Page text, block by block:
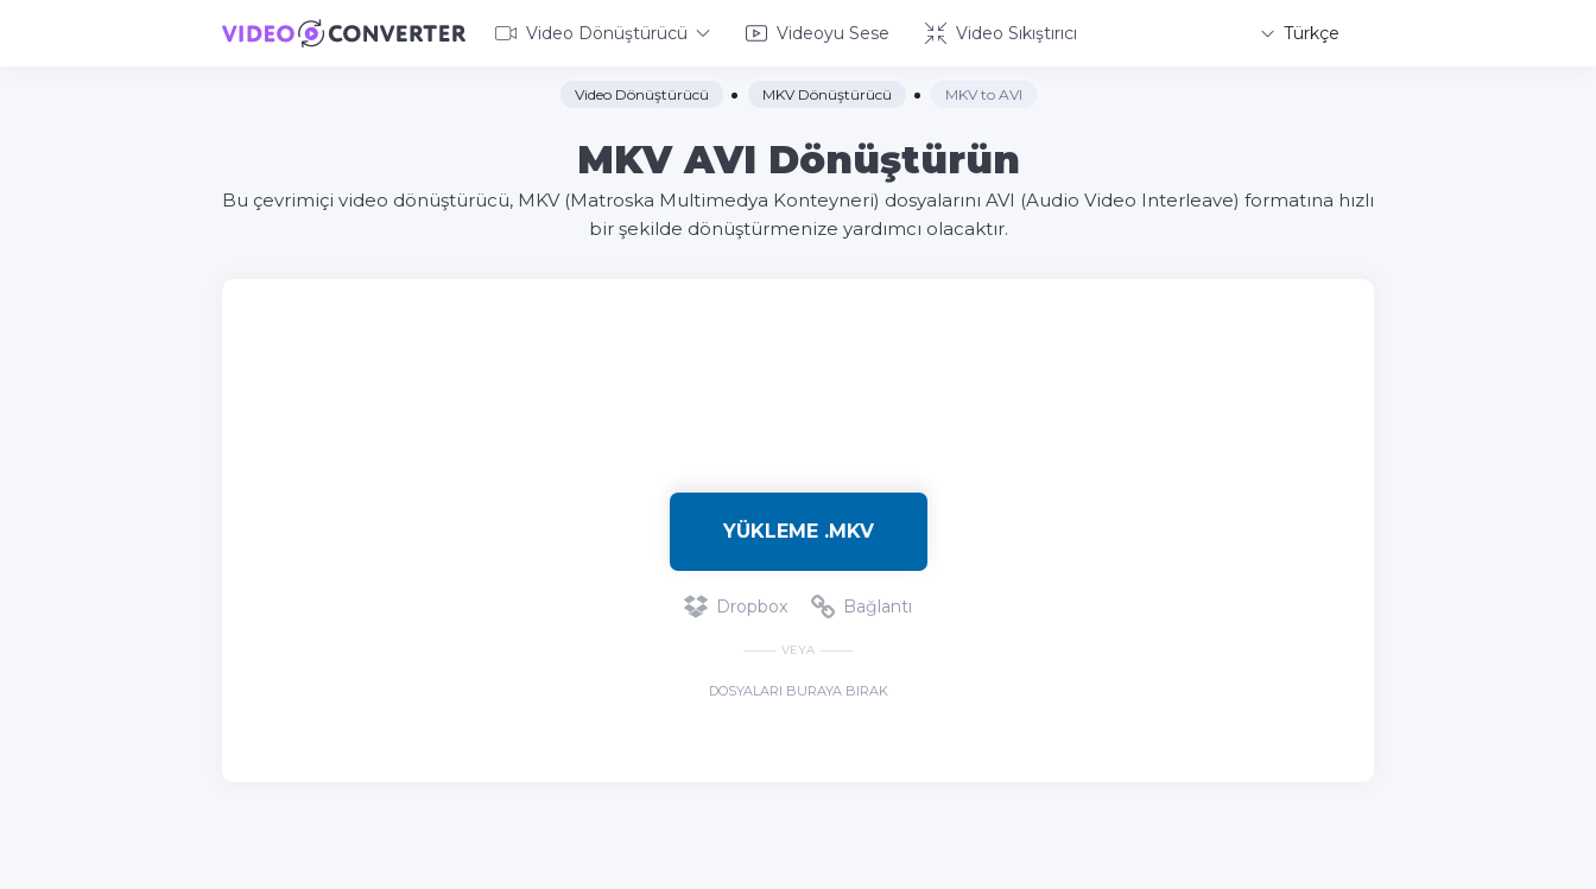
Video Dönüştürücü Videoyu Sese Video Sıkıştırıcı Türkçe
Video Dönüştürücü MKV Dönüştürücü MKV to AVI
MKV AVI Dönüştürün
Bu çevrimiçi video dönüştürücü, MKV (Matroska Multimedya Konteyneri) dosyalarını AVI (Audio Video Interleave) formatına hızlı
bir şekilde dönüştürmenize yardımcı olacaktır.
YÜKLEME .MKV
Dropbox Bağlantı
VEYA
DOSYALARI BURAYA BIRAK